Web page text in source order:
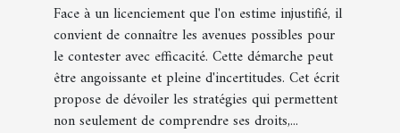
Face à un licenciement que l'on estime injustifié, il
convient de connaître les avenues possibles pour
le contester avec efficacité. Cette démarche peut
être angoissante et pleine d'incertitudes. Cet écrit
propose de dévoiler les stratégies qui permettent
non seulement de comprendre ses droits,...